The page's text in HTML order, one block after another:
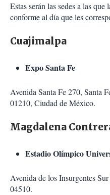
Estas serán las sedes a las
conforme al día que les
Cuajimalpa
Expo Santa Fe
Avenida Santa Fe 270, Santa
01210, Ciudad de México.
Magdalena
Estadio Olímpico
Avenida de los Insurgentes
04510.